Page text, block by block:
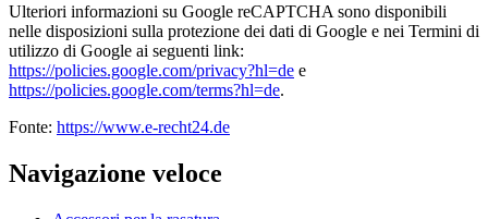
Ulteriori informazioni su Google reCAPTCHA sono disponibili
nelle disposizioni sulla protezione dei dati di Google e nei Termini di
utilizzo di Google ai seguenti link:
https://policies.google.com/privacy?hl=de e
https://policies.google.com/terms?hl=de.
Fonte: https://www.e-recht24.de
Navigazione veloce